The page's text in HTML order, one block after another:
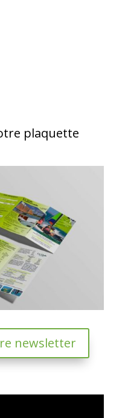
plaquette
newsletter